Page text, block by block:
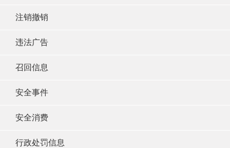
注销撤销
违法广告
召回信息
安全事件
安全消费
行政处罚信息